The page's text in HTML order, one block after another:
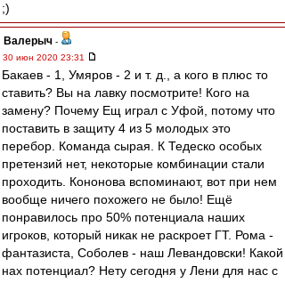
;)
Валерыч -
30 июн 2020 23:31
Бакаев - 1, Умяров - 2 и т. д., а кого в плюс то
ставить? Вы на лавку посмотрите! Кого на
замену? Почему Ещ играл с Уфой, потому что
поставить в защиту 4 из 5 молодых это
перебор. Команда сырая. К Тедеско особых
претензий нет, некоторые комбинации стали
проходить. Кононова вспоминают, вот при нем
вообще ничего похожего не было! Ещё
понравилось про 50% потенциала наших
игроков, который никак не раскроет ГТ. Рома -
фантазиста, Соболев - наш Левандовски! Какой
нах потенциал? Нету сегодня у Лени для нас с